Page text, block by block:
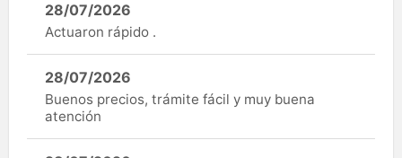
28/07/2026
Actuaron rápido .
28/07/2026
Buenos precios, trámite fácil y muy buena
atención